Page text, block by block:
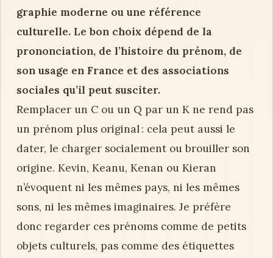
graphie moderne ou une référence
culturelle. Le bon choix dépend de la
prononciation, de l’histoire du prénom, de
son usage en France et des associations
sociales qu’il peut susciter.
Remplacer un C ou un Q par un K ne rend pas
un prénom plus original : cela peut aussi le
dater, le charger socialement ou brouiller son
origine. Kevin, Keanu, Kenan ou Kieran
n’évoquent ni les mêmes pays, ni les mêmes
sons, ni les mêmes imaginaires. Je préfère
donc regarder ces prénoms comme de petits
objets culturels, pas comme des étiquettes